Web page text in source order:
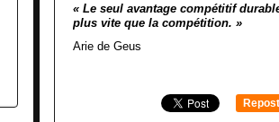
« Le seul avantage compétitif
plus vite que la compétition. »
Arie de Geus
Repost